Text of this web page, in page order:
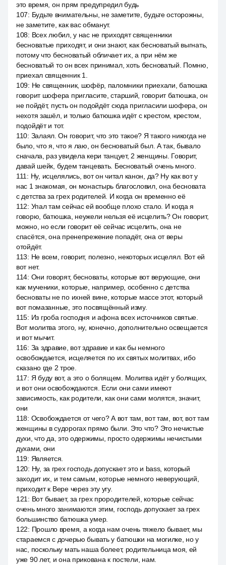
это время, он прям предупредил будь
107: Будьте внимательны, не заметите, будьте осторожны,
не заметите, как вас обманут.
108: Всех любил, у нас не приходят священники
бесноватые приходят, и они знают, как бесноватый выгнать,
потому что бесноватый обличает их, а при нём же
бесноватый то он всех принимал, хоть бесноватый. Помню,
приехал священник 1.
109: Не священник, шофёр, паломники приехали, батюшка
говорит шофера пригласите, старший, говорит батюшка, он
не пойдёт, пусть он подойдёт сюда пригласили шофера, он
нехотя зашёл, и только батюшка идёт с крестом, крестом,
подойдёт и тот.
110: Залаял. Он говорит, что это такое? Я такого никогда не
было, что я, что я лаю, он бесноватый был. А так, бывало
сначала, раз увидела кери танцует, 2 женщины. Говорит,
давай шейк, будем танцевать. Бесноватый очень много.
111 : Ну, исцелялись, вот он читал канон, да? Ну как вот у
нас 1 знакомая, он монастырь благословил, она бесновата
с детства за грех родителей. И когда он временно её
112: Упал там сейчас ей вообще плохо стало. И когда я
говорю, батюшка, неужели нельзя её исцелить? Он говорит,
можно, но если говорит её сейчас исцелить, она не
спасётся, она пренепрежение попадёт, она от веры
отойдёт.
113: Не всем, говорит, полезно, некоторых исцелял. Вот ей
вот нет.
114: Они говорят, бесноваты, которые вот верующие, они
как мученики, которые, например, особенно с детства
бесноваты не по ихней вине, которые массе этот, который
вот помазанные, это посвящённый изму.
115: Из гроба господня и афона всех источников святые.
Вот молитва этого, ну, конечно, дополнительно освещается
и вот мычит.
116: За здравие, вот здравие и как бы немного
освобождается, исцеляется по их святых молитвах, ибо
сказано где 2 трое.
117: Я буду вот, а это о болящем. Молитва идёт у болящих,
и вот они освобождаются. Если они сами имеют
зависимость, как родители, как они сами молятся, значит,
они
118: Освобождается от чего? А вот там, вот там, вот, вот там
женщины в судорогах прямо были. Это что? Это нечистые
духи, что да, это одержимы, просто одержимы нечистыми
духами, они
119: Является.
120: Ну, за грех господь допускает это и bass, который
заходит их, и тем самым, которые немного неверующий,
приходит к Вере через эту угу.
121 : Вот бывает, за грех прородителей, которые сейчас
очень много занимаются этим, господь допускает за грех
большинство батюшка умер.
122: Прошло время, а когда нам очень тяжело бывает, мы
стараемся с дочерью бывать у батюшки на могилке, но у
нас, поскольку мать наша болеет, родительница моя, ей
уже 90 лет, и она прикована к постели, нам.